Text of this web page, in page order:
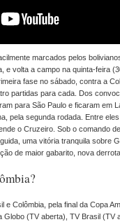
marcados pelos
e volta a campo na quinta-feira
fase no sábado, contra a
partidas para cada. Dos
para São Paulo e ficaram em
pela segunda rodada. Entre
o Cruzeiro. Sob o comando
uma vitória tranquila sobre
de maior gabarito, nova derrota.
e Colômbia, pela final da Copa
(TV aberta), TV Brasil (TV